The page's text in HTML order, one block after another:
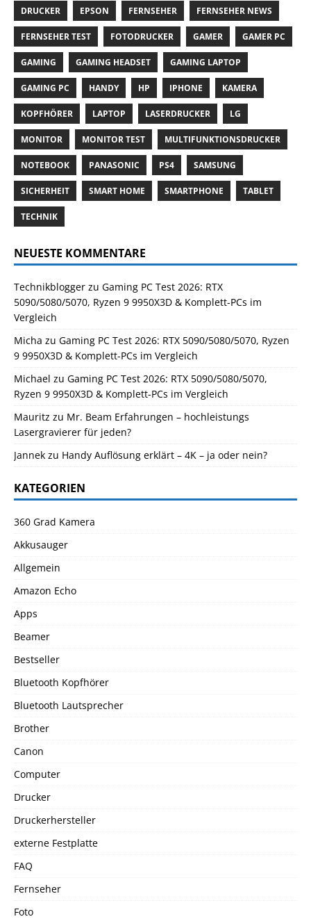
DRUCKER EPSON FERNSEHER FERNSEHER NEWS
FERNSEHER TEST FOTODRUCKER GAMER GAMER PC
GAMING GAMING HEADSET GAMING LAPTOP
GAMING PC HANDY HP IPHONE KAMERA
KOPFHÖRER LAPTOP LASERDRUCKER LG
MONITOR MONITOR TEST MULTIFUNKTIONSDRUCKER
NOTEBOOK PANASONIC PS4 SAMSUNG
SICHERHEIT SMART HOME SMARTPHONE TABLET
TECHNIK
NEUESTE KOMMENTARE
Technikblogger zu Gaming PC Test 2026: RTX
5090/5080/5070, Ryzen 9 9950X3D & Komplett-PCs im
Vergleich
Micha zu Gaming PC Test 2026: RTX 5090/5080/5070, Ryzen
9 9950X3D & Komplett-PCs im Vergleich
Michael zu Gaming PC Test 2026: RTX 5090/5080/5070,
Ryzen 9 9950X3D & Komplett-PCs im Vergleich
Mauritz zu Mr. Beam Erfahrungen – hochleistungs
Lasergravierer für jeden?
Jannek zu Handy Auflösung erklärt – 4K – ja oder nein?
KATEGORIEN
360 Grad Kamera
Akkusauger
Allgemein
Amazon Echo
Apps
Beamer
Bestseller
Bluetooth Kopfhörer
Bluetooth Lautsprecher
Brother
Canon
Computer
Drucker
Druckerhersteller
externe Festplatte
FAQ
Fernseher
Foto